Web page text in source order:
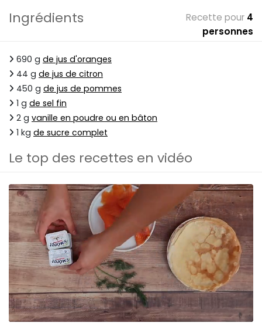
Ingrédients Recette pour 4
personnes
690 g de jus d'oranges
44 g de jus de citron
450 g de jus de pommes
1 g de sel fin
2 g vanille en poudre ou en bâton
1 kg de sucre complet
Le top des recettes en vidéo